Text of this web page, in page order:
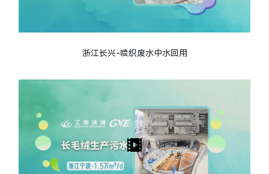
浙江长兴-喷织废水中水回用